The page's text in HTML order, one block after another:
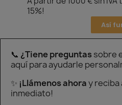
15%!
Así
📞 ¿Tiene preguntassobre
aquí para ayudarle
✨ ¡Llámenos ahoray
inmediato!